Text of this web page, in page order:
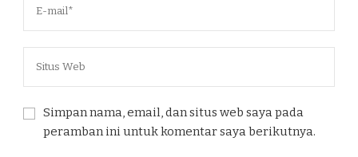
Simpan nama, email, dan situs web saya pada
peramban ini untuk komentar saya berikutnya.